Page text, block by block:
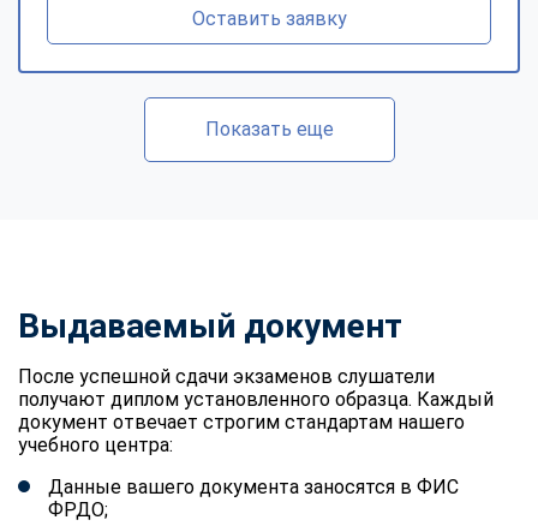
Оставить заявку
Показать еще
Выдаваемый документ
После успешной сдачи экзаменов слушатели
получают диплом установленного образца. Каждый
документ отвечает строгим стандартам нашего
учебного центра:
Данные вашего документа заносятся в ФИС
ФРДО;